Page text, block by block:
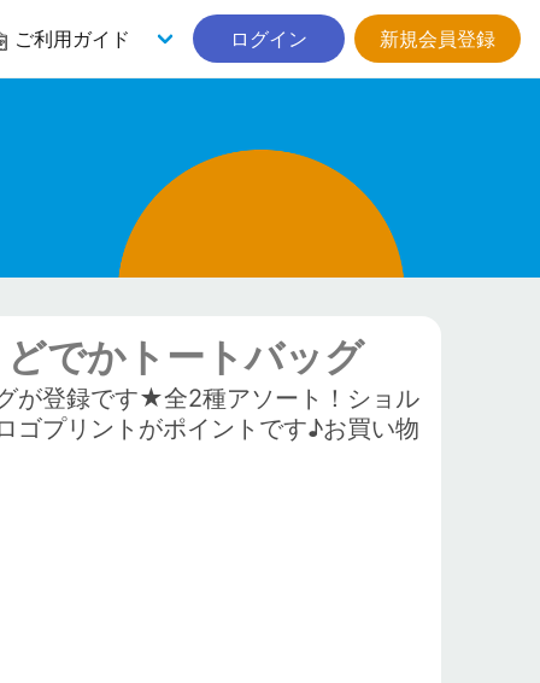
ご利用ガイド ログイン 新規会員登録
でかトートバッグ
が登録です★全2種アソート！ショル
ゴプリントがポイントです♪お買い物